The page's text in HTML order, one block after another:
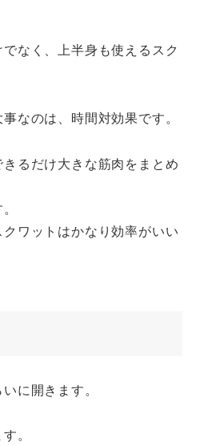
なく、上半身も使えるスク
なのは、時間対効果です。
るだけ大きな筋肉をまとめ
ワットはかなり効率がいい
に開きます。
。